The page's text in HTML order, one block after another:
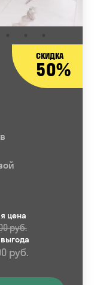
СКИДКА
50%
цена
руб.
руб.